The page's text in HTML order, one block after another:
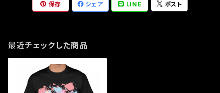
保存 シェア LINE ポスト
最近チェックした商品